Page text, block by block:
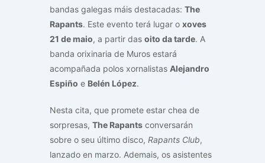
bandas galegas máis destacadas: The
Rapants. Este evento terá lugar o xoves
21 de maio, a partir das oito da tarde. A
banda orixinaria de Muros estará
acompañada polos xornalistas Alejandro
Espiño e Belén López.
Nesta cita, que promete estar chea de
sorpresas, The Rapants conversarán
sobre o seu último disco, Rapants Club,
lanzado en marzo. Ademais, os asistentes